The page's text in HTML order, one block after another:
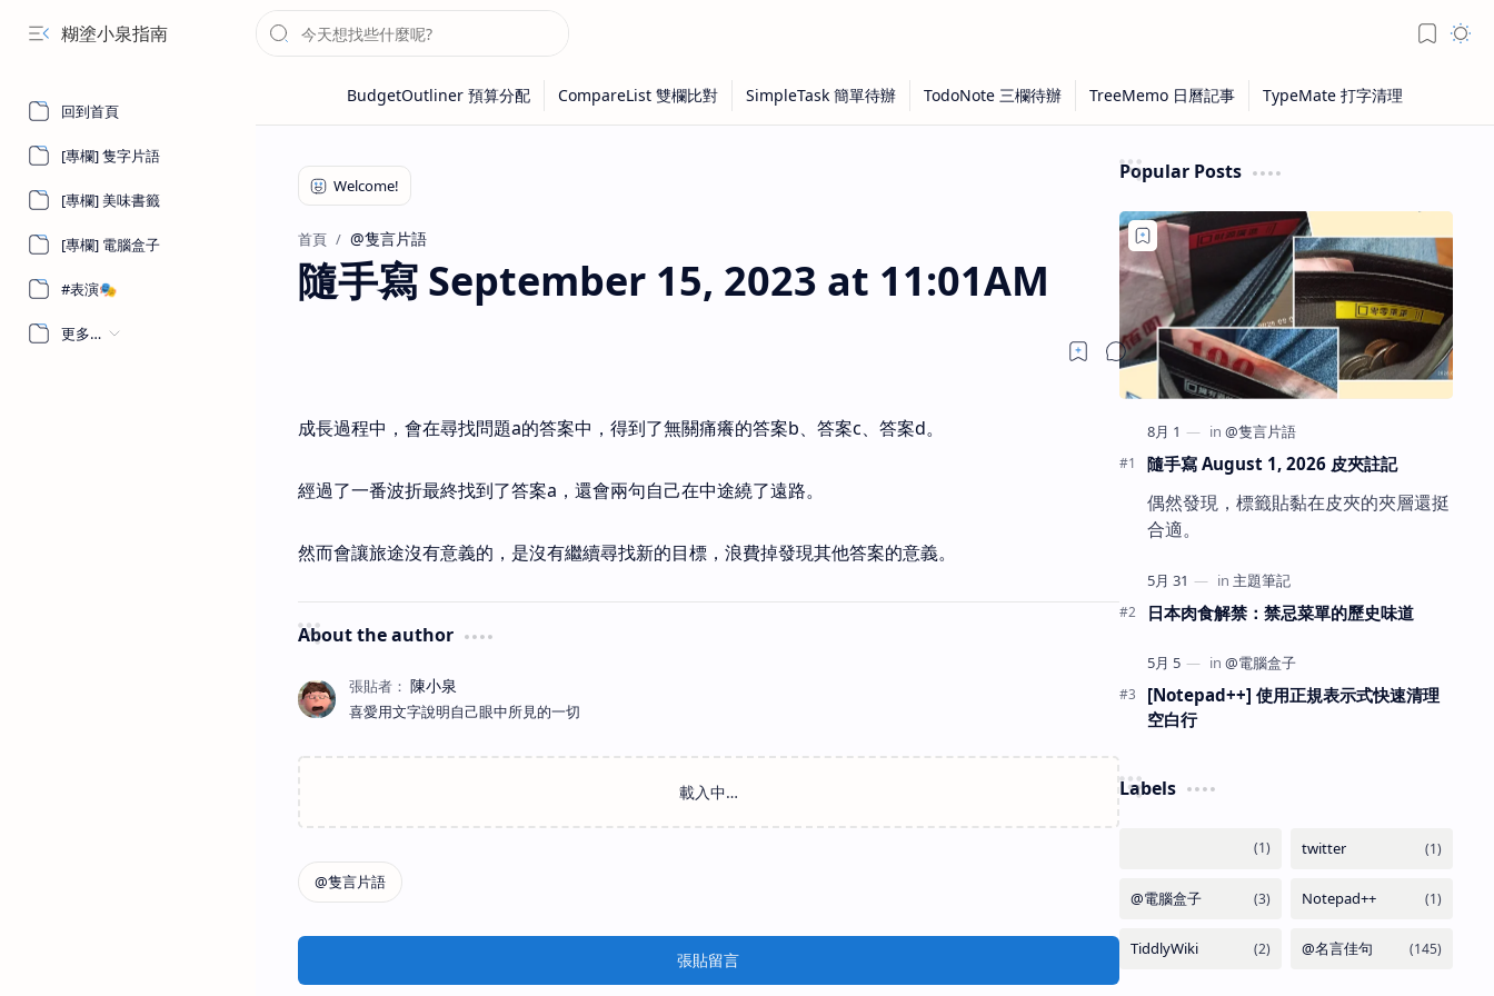
糊塗小泉指南
回到首頁
[專欄] 隻字片語
[專欄] 美味書籤
[專欄] 電腦盒子
#表演🎭
更多…
首頁 @隻言片語
隨手寫 September 15, 2023 at 11:01AM
成長過程中，會在尋找問題a的答案中，得到了無關痛癢的答案b、答案c、答案d。
經過了一番波折最終找到了答案a，還會兩句自己在中途繞了遠路。
然而會讓旅途沒有意義的，是沒有繼續尋找新的目標，浪費掉發現其他答案的意義。
About the author
喜愛用文字說明自己眼中所見的一切
張貼留言
Popular Posts
隨手寫 August 1, 2026 皮夾註記
偶然發現，標籤貼黏在皮夾的夾層還挺
合適。
日本肉食解禁：禁忌菜單的歷史味道
[Notepad++] 使用正規表示式快速清理
空白行
Labels